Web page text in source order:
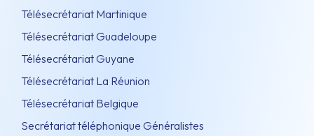
Télésecrétariat Martinique
Télésecrétariat Guadeloupe
Télésecrétariat Guyane
Télésecrétariat La Réunion
Télésecrétariat Belgique
Secrétariat téléphonique Généralistes